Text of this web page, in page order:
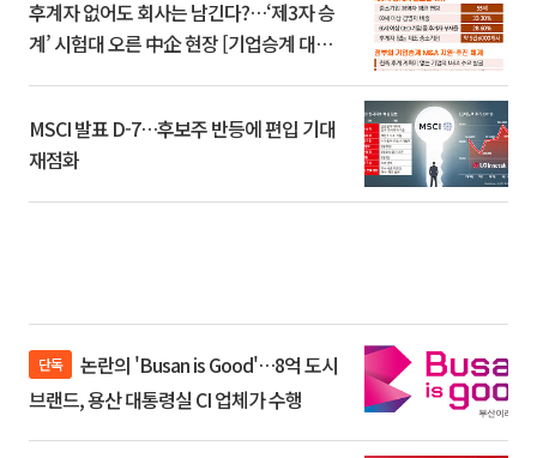
후계자 없어도 회사는 남긴다?…‘제3자 승
계’ 시험대 오른 中企 현장 [기업승계 대전
MSCI 발표 D-7…후보주 반등에 편입 기대
재점화
단독
브랜드, 용산 대통령실 CI 업체가 수행